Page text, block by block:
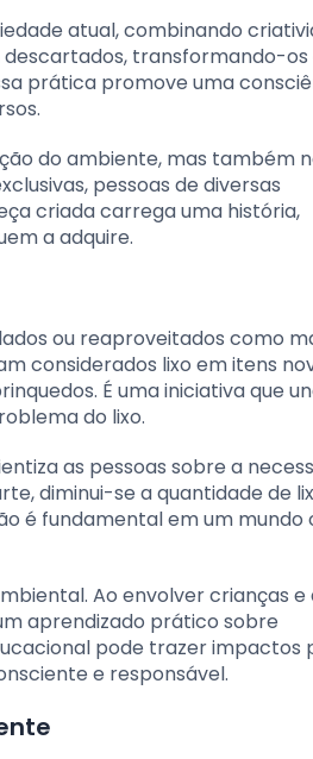
atual, combinando
descartados, transformando-
prática promove uma
do ambiente, mas também
pessoas de diversas
criada carrega uma história,
a adquire.
ou reaproveitados como
considerados lixo em itens
É uma iniciativa que
do lixo.
as pessoas sobre a
diminui-se a quantidade de
é fundamental em um mundo
Ao envolver crianças e
aprendizado prático sobre
pode trazer impactos
e responsável.